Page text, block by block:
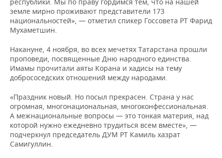
республики. Мы по праву гордимся тем, что на нашей
земле мирно проживают представители 173
национальностей», — отметил спикер Госсовета РТ Фарид
Мухаметшин.
Накануне, 4 ноября, во всех мечетях Татарстана прошли
проповеди, посвященные Дню народного единства.
Имамы прочитали аяты Корана и хадисы на тему
добрососедских отношений между народами.
«Праздник новый. Но посыл прекрасен. Страна у нас
огромная, многонациональная, многоконфессиональная.
А межнациональные вопросы — это тонкая материя, над
которой нужно ежедневно трудиться всем вместе», —
подчеркнул председатель ДУМ РТ Камиль хазрат
Самигуллин.